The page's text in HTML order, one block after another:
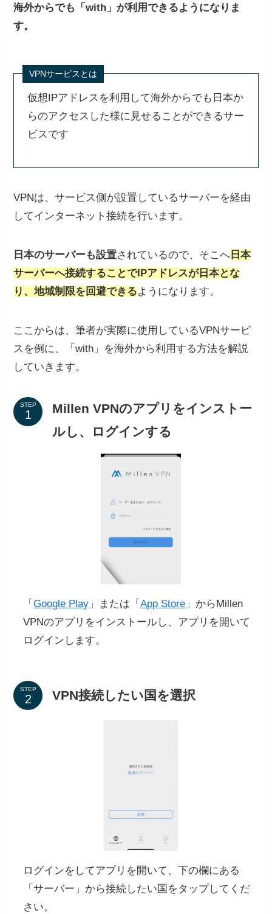
海外からでも「with」が利用できるようになりま
す。
VPNサービスとは
仮想IPアドレスを利用して海外からでも日本か
らのアクセスした様に見せることができるサー
ビスです
VPNは、サービス側が設置しているサーバーを経由
してインターネット接続を行います。
日本のサーバーも設置されているので、そこへ 日本
サーバーへ接続することでIPアドレスが日本とな
り、地域制限を回避できるようになります。
ここからは、筆者が実際に使用しているVPNサービ
スを例に、「with」を海外から利用する方法を解説
していきます。
STEP
Millen VPNのアプリをインストー
ルし、ログインする
「Google Play 」または「App Store 」からMillen
VPNのアプリをインストールし、アプリを開いて
ログインします。
STEP VPN接続したい国を選択
ログインをしてアプリを開いて、下の欄にある
「サーバー」から接続したい国をタップしてくだ
さい。